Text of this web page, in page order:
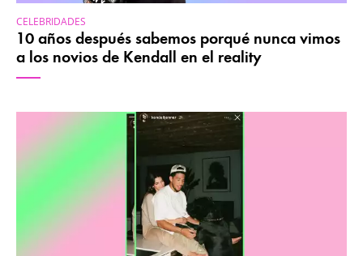
CELEBRIDADES
10 años después sabemos porqué nunca vimos
a los novios de Kendall en el reality